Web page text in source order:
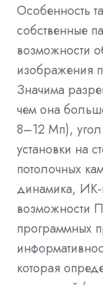
Особенность
собственные
возможности
изображения
Значима
чем она
8–12 Мп),
установки на
потолочных
динамика, ИК-
возможности
программных
которая